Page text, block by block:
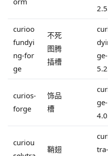
curioo
fundyi
ng-for
ge
不死
图腾
插槽
curios-
forge
饰品
槽
curiou
鞘翅